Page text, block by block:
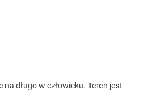
długo w człowieku. Teren jest